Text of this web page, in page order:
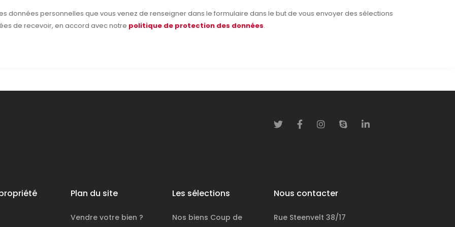
données personnelles que vous venez de renseigner dans le formulaire dans le but de vous envoyer des sélections
de recevoir, en accord avec notre politique de protection des données.
Plan du site
Vendre votre bien ?
Les sélections
Nos biens Coup de
Nous contacter
Rue Steenvelt 38/17